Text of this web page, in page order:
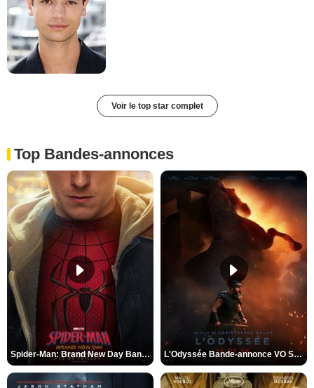
Voir le top star complet
Top Bandes-annonces
Spider-Man: Brand New Day Bande-annonce VO STFR L'Odyssée Bande-annonce VO STFR